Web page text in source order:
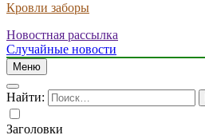
Кровли заборы
Новостная рассылка
Случайные новости
Меню
Найти:
Заголовки